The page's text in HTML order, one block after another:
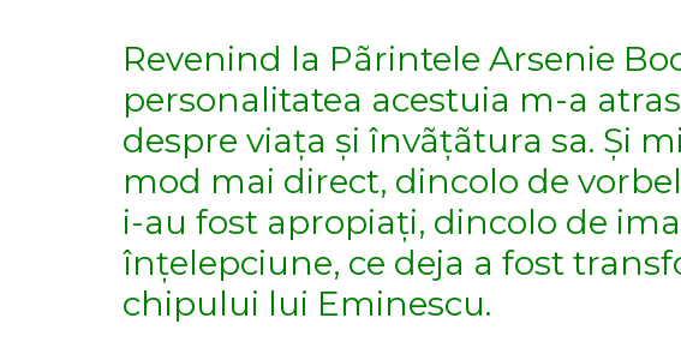
Revenind la Pãrintele Arsenie
personalitatea acestuia m-a
despre viața și învãțãtura sa. Și
mod mai direct, dincolo de
i-au fost apropiați, dincolo de
înțelepciune, ce deja a fost
chipului lui Eminescu.